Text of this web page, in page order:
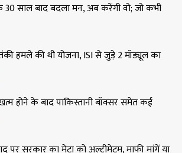
साल बाद बदला मन, अब करेंगी वो; जो कभी
हमले की थी योजना, ISI से जुड़े 2 मॉड्यूल का
होने के बाद पाकिस्तानी बॉक्सर समेत कई
पर सरकार का मेटा को अल्टीमेटम, माफी मांगें या